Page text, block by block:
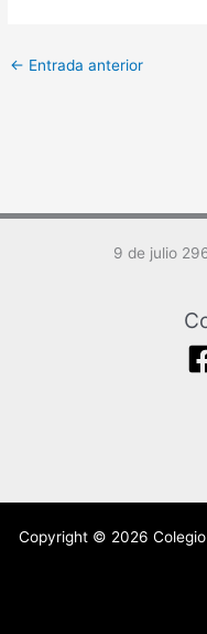
← Entrada anterior
9 de julio
Copyright © 2026 Colegio